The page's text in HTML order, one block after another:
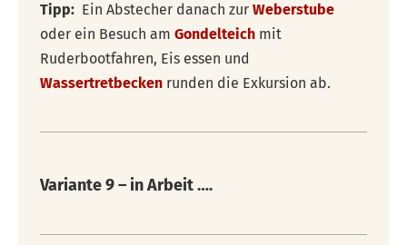
Tipp: Ein Abstecher danach zur Weberstube
oder ein Besuch am Gondelteich mit
Ruderbootfahren, Eis essen und
Wassertretbecken runden die Exkursion ab.
Variante 9 – in Arbeit ….